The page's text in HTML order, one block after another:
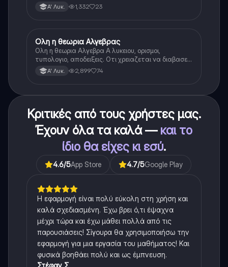
Α' Λυκ. 1,332 23
Μαθηματικά
Ολη η θεωρια Αλγεβρας
Ολη η θεωρια Αλγεβρα Α λυκειου, ορισμοι,
τυπολογιο, αποδειξεις. Οτι χρειαζεται να διαβασεις
για το θεωρητικο κομματι της αλγεβρας.
Α' Λυκ. 2,899 74
Κριτικές από τους χρήστες μας.
Έχουν όλα τα καλά — και το
ίδιο θα είχες κι εσύ.
4.6/5App Store 4.7/5Google Play
Η εφαρμογή είναι πολύ εύκολη στη χρήση και
καλά σχεδιασμένη. Έχω βρει ό,τι έψαχνα
μέχρι τώρα και έχω μάθει πολλά από τις
παρουσιάσεις! Σίγουρα θα χρησιμοποιήσω την
εφαρμογή για μια εργασία του μαθήματος! Και
φυσικά βοηθάει πολύ και ως έμπνευση.